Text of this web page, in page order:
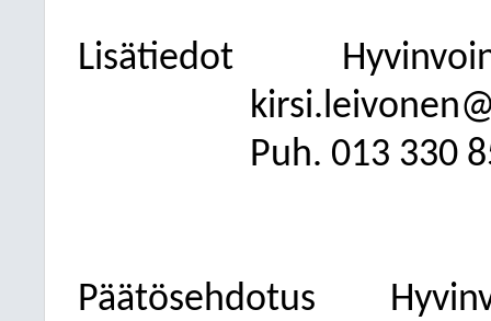
Lisätiedot
Puh. 013 330
Päätösehdotus